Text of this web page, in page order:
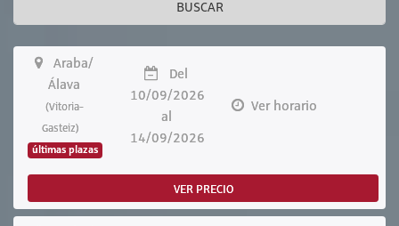
BUSCAR
Araba/
Álava
(Vitoria-
Gasteiz)
últimas plazas
Del
10/09/2026
al
14/09/2026
Ver horario
VER PRECIO